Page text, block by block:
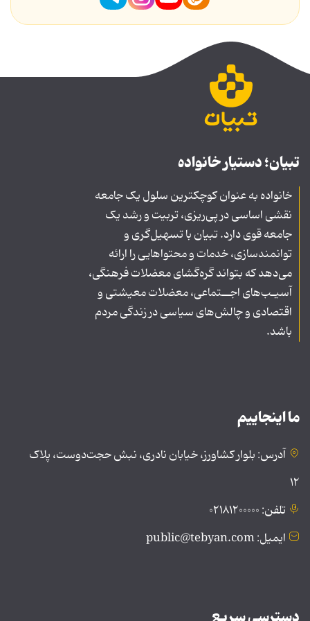
تبیان؛ دستیار خانواده
خانواده به عنوان کوچکترین سلول یک جامعه
نقشی اساسی در پی‌ریزی، تربیت و رشد یک
جامعه قوی دارد. تبیان با تسهیل‌گری و
توانمندسازی، خدمات و محتواهایی را ارائه
می‌دهد که بتواند گره‌گشای معضلات فرهنگی،
آسیـب‌های اجــتماعی، معضلات معیشتی و
اقتصادی و چالش‌های سیاسی در زندگی مردم
باشد.
ما اینجاییم
آدرس: بلوار کشاورز، خیابان نادری، نبش حجت‌دوست، پلاک
۱۲
تلفن: ۰۲۱۸۱۲۰۰۰۰۰
ایمیل: public@tebyan.com